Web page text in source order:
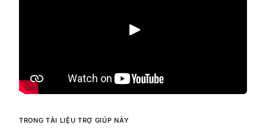
Phát
TRONG TÀI LIỆU TRỢ GIÚP NÀY